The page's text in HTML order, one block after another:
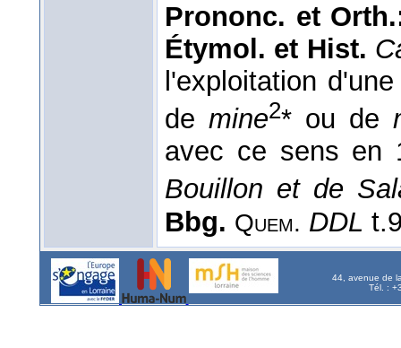
Prononc. et
Étymol. et Hist.
l'exploitation
de mine2* ou de
avec ce sens en
Bouillon et de
Bbg. Quem. DDL
44, avenue de
Tél. :